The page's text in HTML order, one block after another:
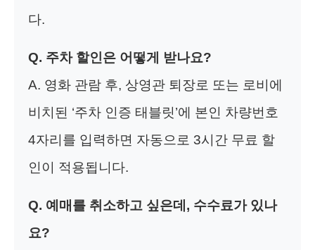
다.
Q. 주차 할인은 어떻게 받나요?
A. 영화 관람 후, 상영관 퇴장로 또는 로비에
비치된 ‘주차 인증 태블릿’에 본인 차량번호
4자리를 입력하면 자동으로 3시간 무료 할
인이 적용됩니다.
Q. 예매를 취소하고 싶은데, 수수료가 있나
요?